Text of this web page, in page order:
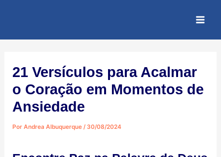
21 Versículos para Acalmar
o Coração em Momentos de
Ansiedade
PorAndrea Albuquerque/ 30/08/2024